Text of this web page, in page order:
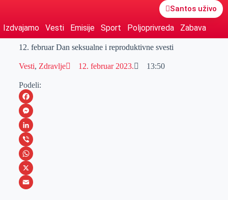
Santos uživo
Izdvajamo Vesti Emisije Sport Poljoprivreda Zabava
12. februar Dan seksualne i reproduktivne svesti
Vesti, Zdravlje 12. februar 2023. 13:50
Podeli:
F
a
c
e
b
o
M
e
s
s
e
L
i
n
k
V
i
b
W
h
X